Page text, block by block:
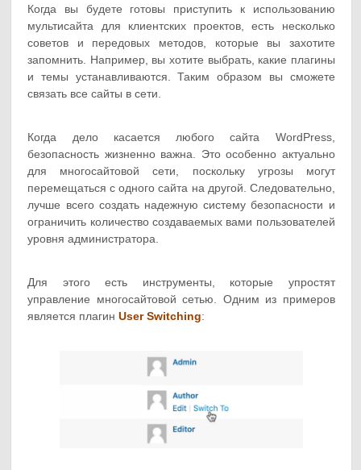
Когда вы будете готовы приступить к использованию
мультисайта для клиентских проектов, есть несколько
советов и передовых методов, которые вы захотите
запомнить. Например, вы хотите выбрать, какие плагины
и темы устанавливаются. Таким образом вы сможете
связать все сайты в сети.
Когда дело касается любого сайта WordPress,
безопасность жизненно важна. Это особенно актуально
для многосайтовой сети, поскольку угрозы могут
перемещаться с одного сайта на другой. Следовательно,
лучше всего создать надежную систему безопасности и
ограничить количество создаваемых вами пользователей
уровня администратора.
Для этого есть инструменты, которые упростят
управление многосайтовой сетью. Одним из примеров
является плагинUser Switching: